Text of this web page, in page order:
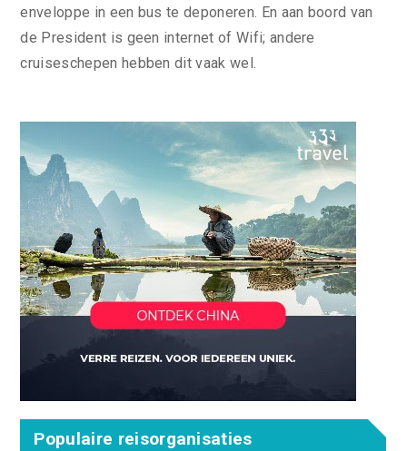
enveloppe in een bus te deponeren. En aan boord van
de President is geen internet of Wifi; andere
cruiseschepen hebben dit vaak wel.
Populaire reisorganisaties